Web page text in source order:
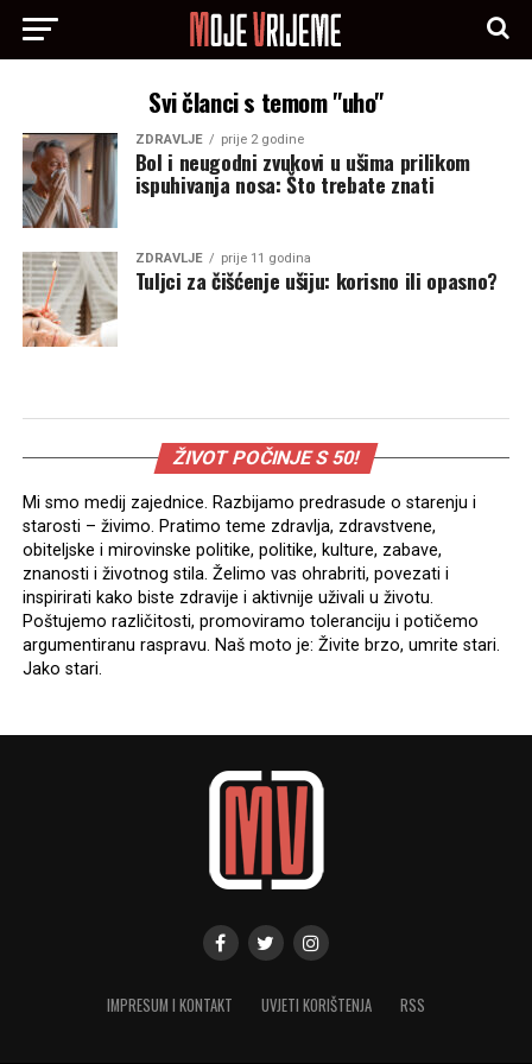
Svi članci s temom "uho"
ZDRAVLJE prije 2 godine
Bol i neugodni zvukovi u ušima prilikom
ispuhivanja nosa: Što trebate znati
ZDRAVLJE prije 11 godina
Tuljci za čišćenje ušiju: korisno ili opasno?
ŽIVOT POČINJE S 50!
Mi smo medij zajednice. Razbijamo predrasude o starenju i
starosti – živimo. Pratimo teme zdravlja, zdravstvene,
obiteljske i mirovinske politike, politike, kulture, zabave,
znanosti i životnog stila. Želimo vas ohrabriti, povezati i
inspirirati kako biste zdravije i aktivnije uživali u životu.
Poštujemo različitosti, promoviramo toleranciju i potičemo
argumentiranu raspravu. Naš moto je: Živite brzo, umrite stari.
Jako stari.
IMPRESUM I KONTAKT UVJETI KORIŠTENJA RSS